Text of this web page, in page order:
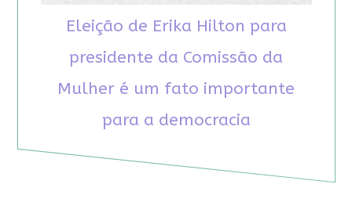
Eleição de Erika Hilton para
presidente da Comissão da
Mulher é um fato importante
para a democracia